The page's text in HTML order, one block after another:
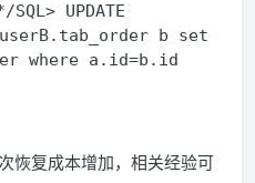
SQL> UPDATE
b set
where a.id=b.id
恢复成本增加，相关经验可